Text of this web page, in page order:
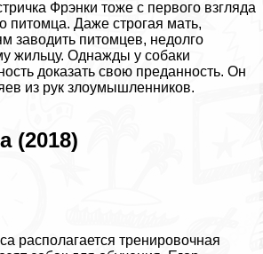
Фрэнки тоже с первого взгляда
питомца. Даже строгая мать,
заводить питомцев, недолго
жильцу. Однажды у собаки
доказать свою преданность. Он
из рук злоумышленников.
(2018)
располагается тренировочная